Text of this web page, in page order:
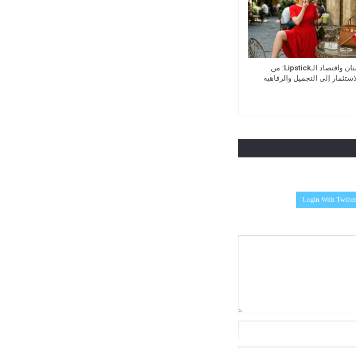
لبنان واقتصاد الـLipstick: من
إلى التجميل والرفاهية
Login With Twitter